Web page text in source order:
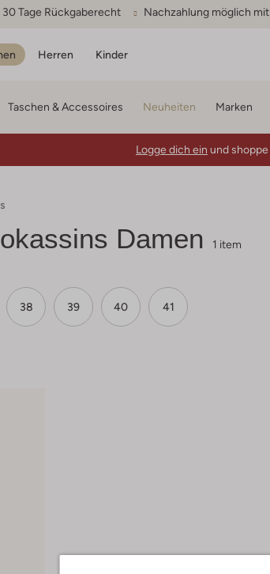
30 Tage Rückgaberecht Nachzahlung möglich
Herren Kinder
Taschen & Accessoires Neuheiten Marken
Logge dich ein und
Damen 1 item
38 39 40 41